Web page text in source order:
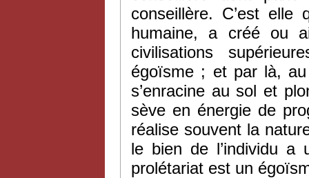
conseillère. C’est elle
humaine, a créé ou
civilisations
égoïsme ; et par là,
s’enracine au sol et
sève en énergie de
réalise souvent la
le bien de l’individu a
prolétariat est un